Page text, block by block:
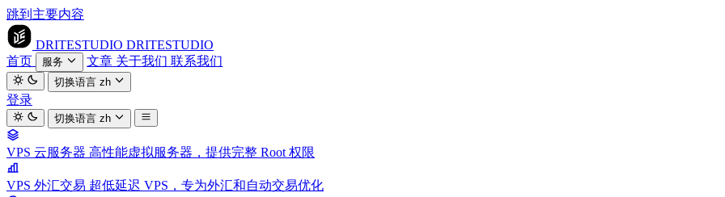
跳到主要内容
DRITESTUDIO DRITESTUDIO
首页
服务 文章 关于我们 联系我们
切换语言zh
登录
切换语言zh
VPS 云服务器 高性能虚拟服务器，提供完整 Root 权限
VPS 外汇交易 超低延迟 VPS，专为外汇和自动交易优化